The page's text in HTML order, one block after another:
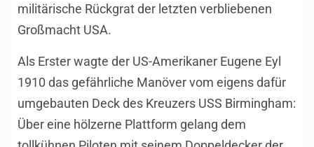
militärische Rückgrat der letzten verbliebenen
Großmacht USA.
Als Erster wagte der US-Amerikaner Eugene Eyl
1910 das gefährliche Manöver vom eigens dafür
umgebauten Deck des Kreuzers USS Birmingham:
Über eine hölzerne Plattform gelang dem